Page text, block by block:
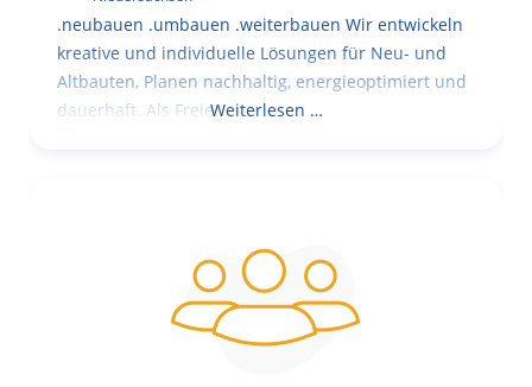
.neubauen .umbauen .weiterbauen Wir entwickeln
kreative und individuelle Lösungen für Neu- und
Altbauten, Planen nachhaltig, energieoptimiert und
dauerhaft. Als FreieWeiterlesen …